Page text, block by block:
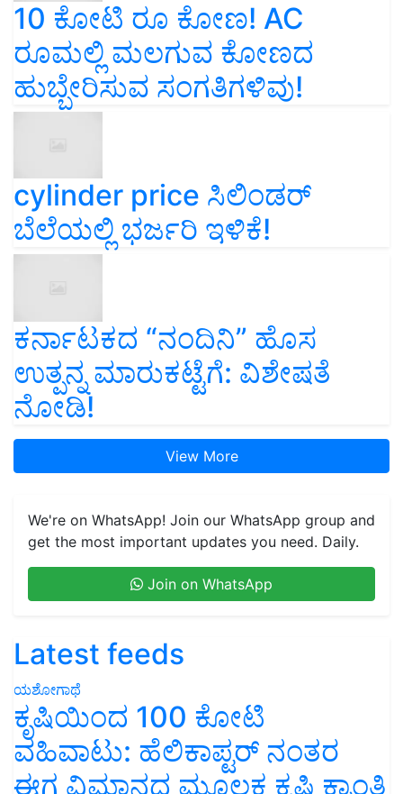
10 ಕೋಟಿ ರೂ ಕೋಣ! AC
ರೂಮಲ್ಲಿ ಮಲಗುವ ಕೋಣದ
ಹುಬ್ಬೇರಿಸುವ ಸಂಗತಿಗಳಿವು!
cylinder price ಸಿಲಿಂಡರ್‌
ಬೆಲೆಯಲ್ಲಿ ಭರ್ಜರಿ ಇಳಿಕೆ!
ಕರ್ನಾಟಕದ “ನಂದಿನಿ” ಹೊಸ
ಉತ್ಪನ್ನ ಮಾರುಕಟ್ಟೆಗೆ: ವಿಶೇಷತೆ
ನೋಡಿ!
View More
We're on WhatsApp! Join our WhatsApp group and
get the most important updates you need. Daily.
Join on WhatsApp
Latest feeds
ಯಶೋಗಾಥೆ
ಕೃಷಿಯಿಂದ 100 ಕೋಟಿ
ವಹಿವಾಟು: ಹೆಲಿಕಾಪ್ಟರ್ ನಂತರ
ಈಗ ವಿಮಾನದ ಮೂಲಕ ಕೃಷಿ ಕ್ರಾಂತಿ